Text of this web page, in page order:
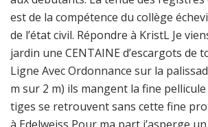
est de la compétence du collège
de l’état civil. Répondre à KristL Je
jardin une CENTAINE d’escargots de
Ligne Avec Ordonnance sur la
m sur 2 m) ils mangent la fine
tiges se retrouvent sans cette fine